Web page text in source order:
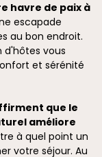
havre de paix à
escapade
au bon endroit.
d'hôtes vous
et sérénité
que le
améliore
à quel point un
votre séjour. Au